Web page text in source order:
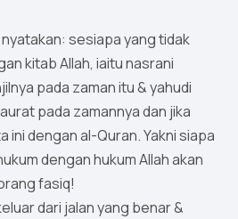
nyatakan: sesiapa yang tidak
kitab Allah, iaitu nasrani
pada zaman itu & yahudi
pada zamannya dan jika
ini dengan al-Quran. Yakni siapa
dengan hukum Allah akan
fasiq!
dari jalan yang benar &